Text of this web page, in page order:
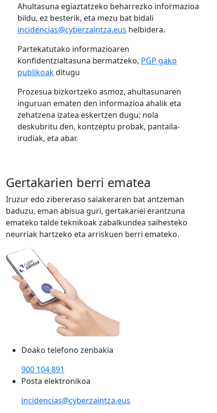
Ahultasuna egiaztatzeko beharrezko informazioa
bildu, ez besterik, eta mezu bat bidali
incidencias@cyberzaintza.eus helbidera.
Partekatutako informazioaren
konfidentzialtasuna bermatzeko, PGP gako
publikoakditugu
Prozesua bizkortzeko asmoz, ahultasunaren
inguruan ematen den informazioa ahalik eta
zehatzena izatea eskertzen dugu: nola
deskubritu den, kontzeptu probak, pantaila-
irudiak, eta abar.
Gertakarien berri ematea
Iruzur edo zibereraso saiakeraren bat antzeman
baduzu, eman abisua guri, gertakariei erantzuna
emateko talde teknikoak zabalkundea saihesteko
neurriak hartzeko eta arriskuen berri emateko.
Doako telefono zenbakia
900 104 891
Posta elektronikoa
incidencias@cyberzaintza.eus